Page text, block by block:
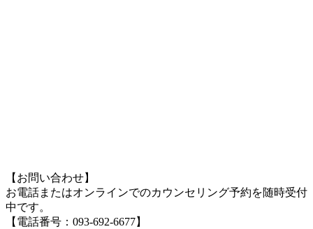
【お問い合わせ】
お電話またはオンラインでのカウンセリング予約を随時受付
中です。
【電話番号：093-692-6677】